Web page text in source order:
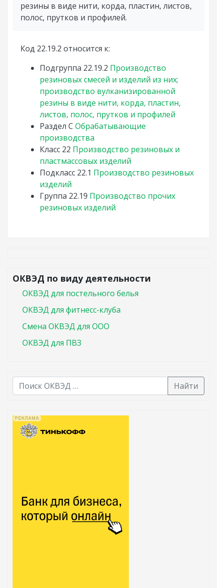
резины в виде нити, корда, пластин, листов,
полос, прутков и профилей.
Код 22.19.2 относится к:
Подгруппа 22.19.2 Производство
резиновых смесей и изделий из них;
производство вулканизированной
резины в виде нити, корда, пластин,
листов, полос, прутков и профилей
Раздел C Обрабатывающие
производства
Класс 22 Производство резиновых и
пластмассовых изделий
Подкласс 22.1 Производство резиновых
изделий
Группа 22.19 Производство прочих
резиновых изделий
ОКВЭД по виду деятельности
ОКВЭД для постельного белья
ОКВЭД для фитнесс-клуба
Смена ОКВЭД для ООО
ОКВЭД для ПВЗ
Найти
В списке найденных результатов используйте